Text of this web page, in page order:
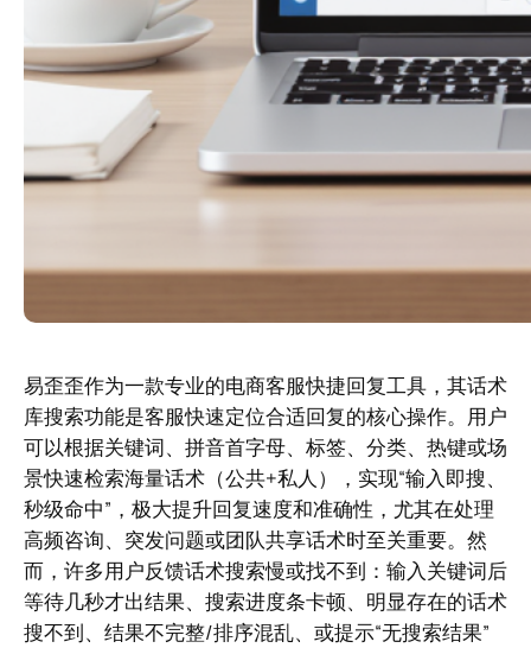
易歪歪作为一款专业的电商客服快捷回复工具，其话术
库搜索功能是客服快速定位合适回复的核心操作。用户
可以根据关键词、拼音首字母、标签、分类、热键或场
景快速检索海量话术（公共+私人），实现“输入即搜、
秒级命中”，极大提升回复速度和准确性，尤其在处理
高频咨询、突发问题或团队共享话术时至关重要。然
而，许多用户反馈话术搜索慢或找不到：输入关键词后
等待几秒才出结果、搜索进度条卡顿、明显存在的话术
搜不到、结果不完整/排序混乱、或提示“无搜索结果”